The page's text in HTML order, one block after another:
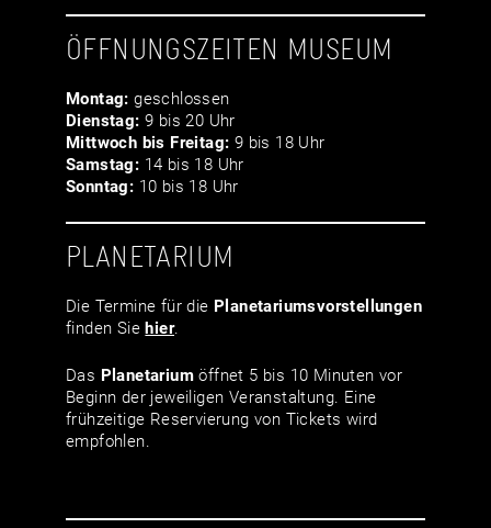
ÖFFNUNGSZEITEN MUSEUM
Montag: geschlossen
Dienstag: 9 bis 20 Uhr
Mittwoch bis Freitag: 9 bis 18 Uhr
Samstag: 14 bis 18 Uhr
Sonntag: 10 bis 18 Uhr
PLANETARIUM
Die Termine für die Planetariumsvor­stellungen
finden Siehier.
Das Planetarium öffnet 5 bis 10 Minuten vor
Beginn der jeweiligen Veranstaltung. Eine
frühzeitige Reservierung von Tickets wird
empfohlen.